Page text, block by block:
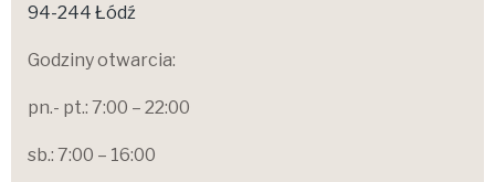
94-244 Łódź
Godziny otwarcia:
pn.- pt.: 7:00 – 22:00
sb.: 7:00 – 16:00